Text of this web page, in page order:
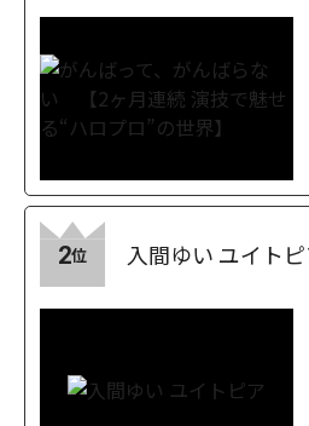
2位 入間ゆい ユイト